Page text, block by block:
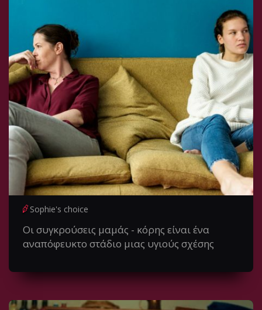
Sophie's choice
Οι συγκρούσεις μαμάς - κόρης είναι ένα
αναπόφευκτο στάδιο μιας υγιούς σχέσης